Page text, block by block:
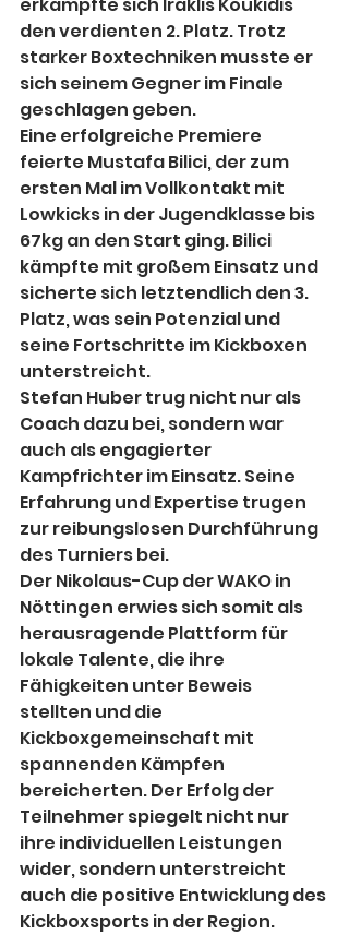
den verdienten 2. Platz. Trotz
starker Boxtechniken musste er
sich seinem Gegner im Finale
geschlagen geben.
Eine erfolgreiche Premiere
feierte Mustafa Bilici, der zum
ersten Mal im Vollkontakt mit
Lowkicks in der Jugendklasse bis
67kg an den Start ging. Bilici
kämpfte mit großem Einsatz und
sicherte sich letztendlich den 3.
Platz, was sein Potenzial und
seine Fortschritte im Kickboxen
unterstreicht.
Stefan Huber trug nicht nur als
Coach dazu bei, sondern war
auch als engagierter
Kampfrichter im Einsatz. Seine
Erfahrung und Expertise trugen
zur reibungslosen Durchführung
des Turniers bei.
Der Nikolaus-Cup der WAKO in
Nöttingen erwies sich somit als
herausragende Plattform für
lokale Talente, die ihre
Fähigkeiten unter Beweis
stellten und die
Kickboxgemeinschaft mit
spannenden Kämpfen
bereicherten. Der Erfolg der
Teilnehmer spiegelt nicht nur
ihre individuellen Leistungen
wider, sondern unterstreicht
auch die positive Entwicklung des
Kickboxsports in der Region.